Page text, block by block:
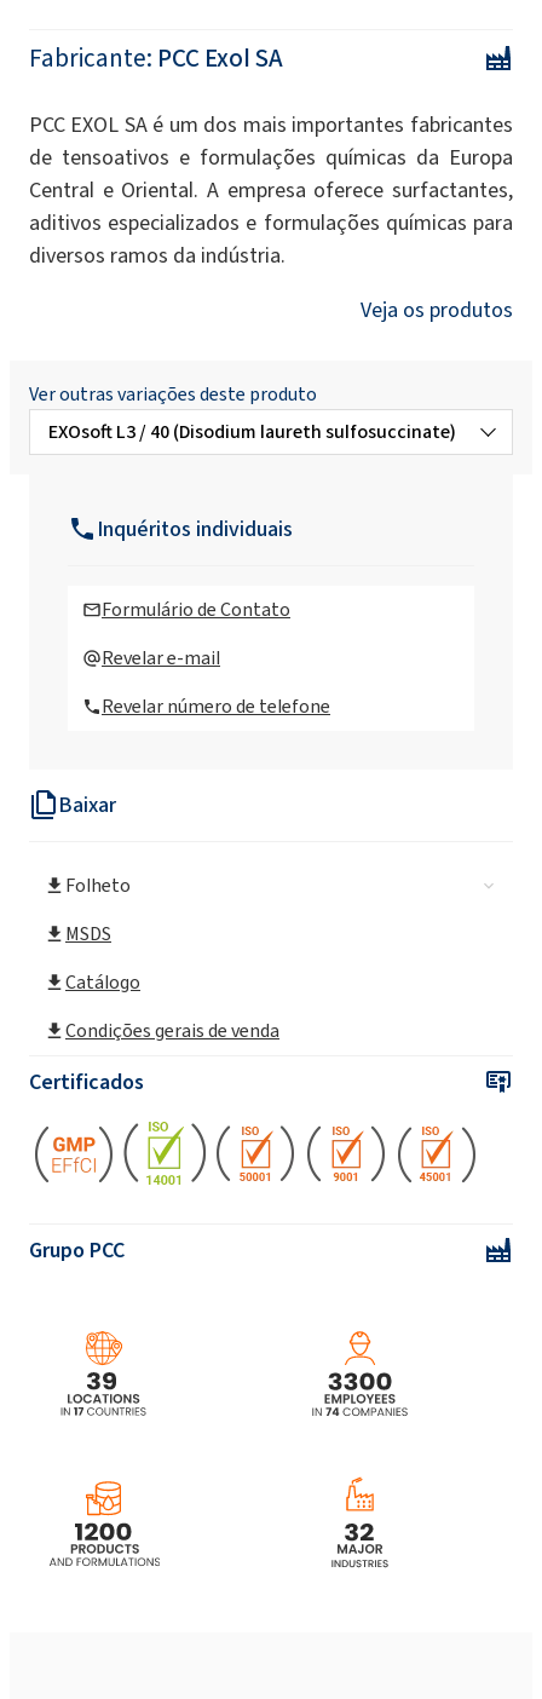
Baixar
Folheto
MSDS
Catálogo
Condições gerais de venda
Certificados
Grupo PCC
Fabricante: PCC Exol SA
PCC EXOL SA é um dos mais importantes fabricantes
de tensoativos e formulações químicas da Europa
Central e Oriental. A empresa oferece surfactantes,
aditivos especializados e formulações químicas para
diversos ramos da indústria.
Veja os produtos
Ver outras variações deste produto
EXOsoft L3 / 40 (Disodium laureth sulfosuccinate)
EXOsoft PO30 ( Oleate de Potássio)
Inquéritos individuais
Formulário de Contato
Revelar e-mail
Revelar número de telefone